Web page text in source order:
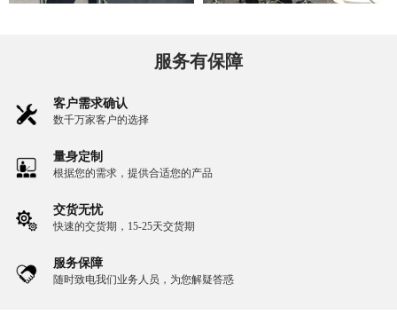
服务有保障
客户需求确认
数千万家客户的选择
量身定制
根据您的需求，提供合适您的产品
交货无忧
快速的交货期，15-25天交货期
服务保障
随时致电我们业务人员，为您解疑答惑